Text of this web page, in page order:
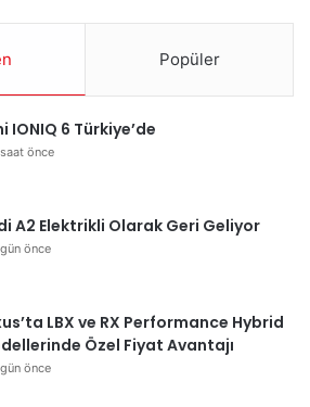
Popüler
IONIQ 6 Türkiye’de
önce
A2 Elektrikli Olarak Geri Geliyor
önce
LBX ve RX Performance Hybrid
Özel Fiyat Avantajı
önce